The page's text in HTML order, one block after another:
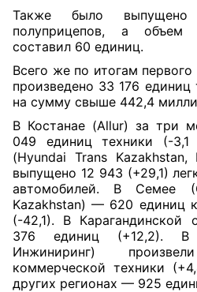
Также было
полуприцепов, а объем
составил 60 единиц.
Всего же по итогам первого
произведено 33 176 единиц
на сумму свыше 442,4
В Костанае (Allur) за три
049 единиц техники (-
(Hyundai Trans
выпущено 12 943 (+29,1)
автомобилей. В Семее
Kazakhstan) — 620 единиц
(-42,1). В Карагандинской
376 единиц (+12,2). В
Инжиниринг)
коммерческой техники
других регионах — 925